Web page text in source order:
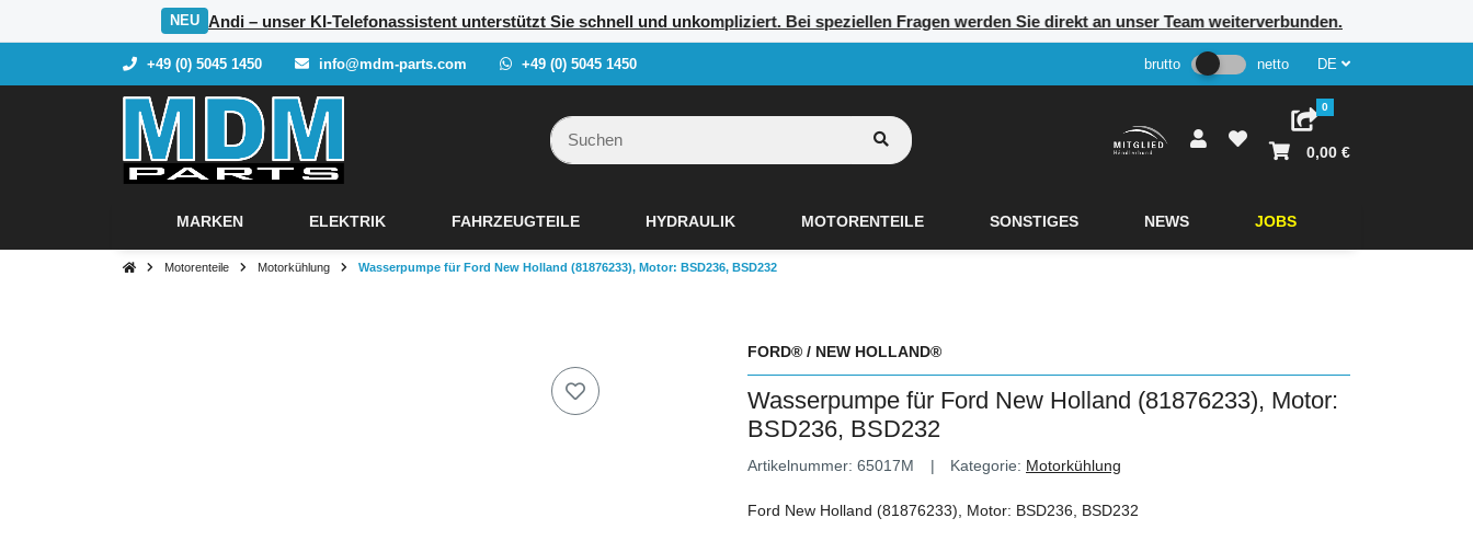
NEU Andi – unser KI-Telefonassistent unterstützt Sie schnell und unkompliziert. Bei speziellen Fragen werden Sie direkt an unser Team weiterverbunden.
+49 (0) 5045 1450 info@mdm-parts.com +49 (0) 5045 1450 brutto netto DE
0
0,00 €
MARKEN ELEKTRIK FAHRZEUGTEILE HYDRAULIK MOTORENTEILE SONSTIGES NEWS JOBS
Motorenteile Motorkühlung Wasserpumpe für Ford New Holland (81876233), Motor: BSD236, BSD232
FORD® / NEW HOLLAND®
Wasserpumpe für Ford New Holland (81876233), Motor:
BSD236, BSD232
Artikelnummer: 65017M Kategorie: Motorkühlung
Ford New Holland (81876233), Motor: BSD236, BSD232